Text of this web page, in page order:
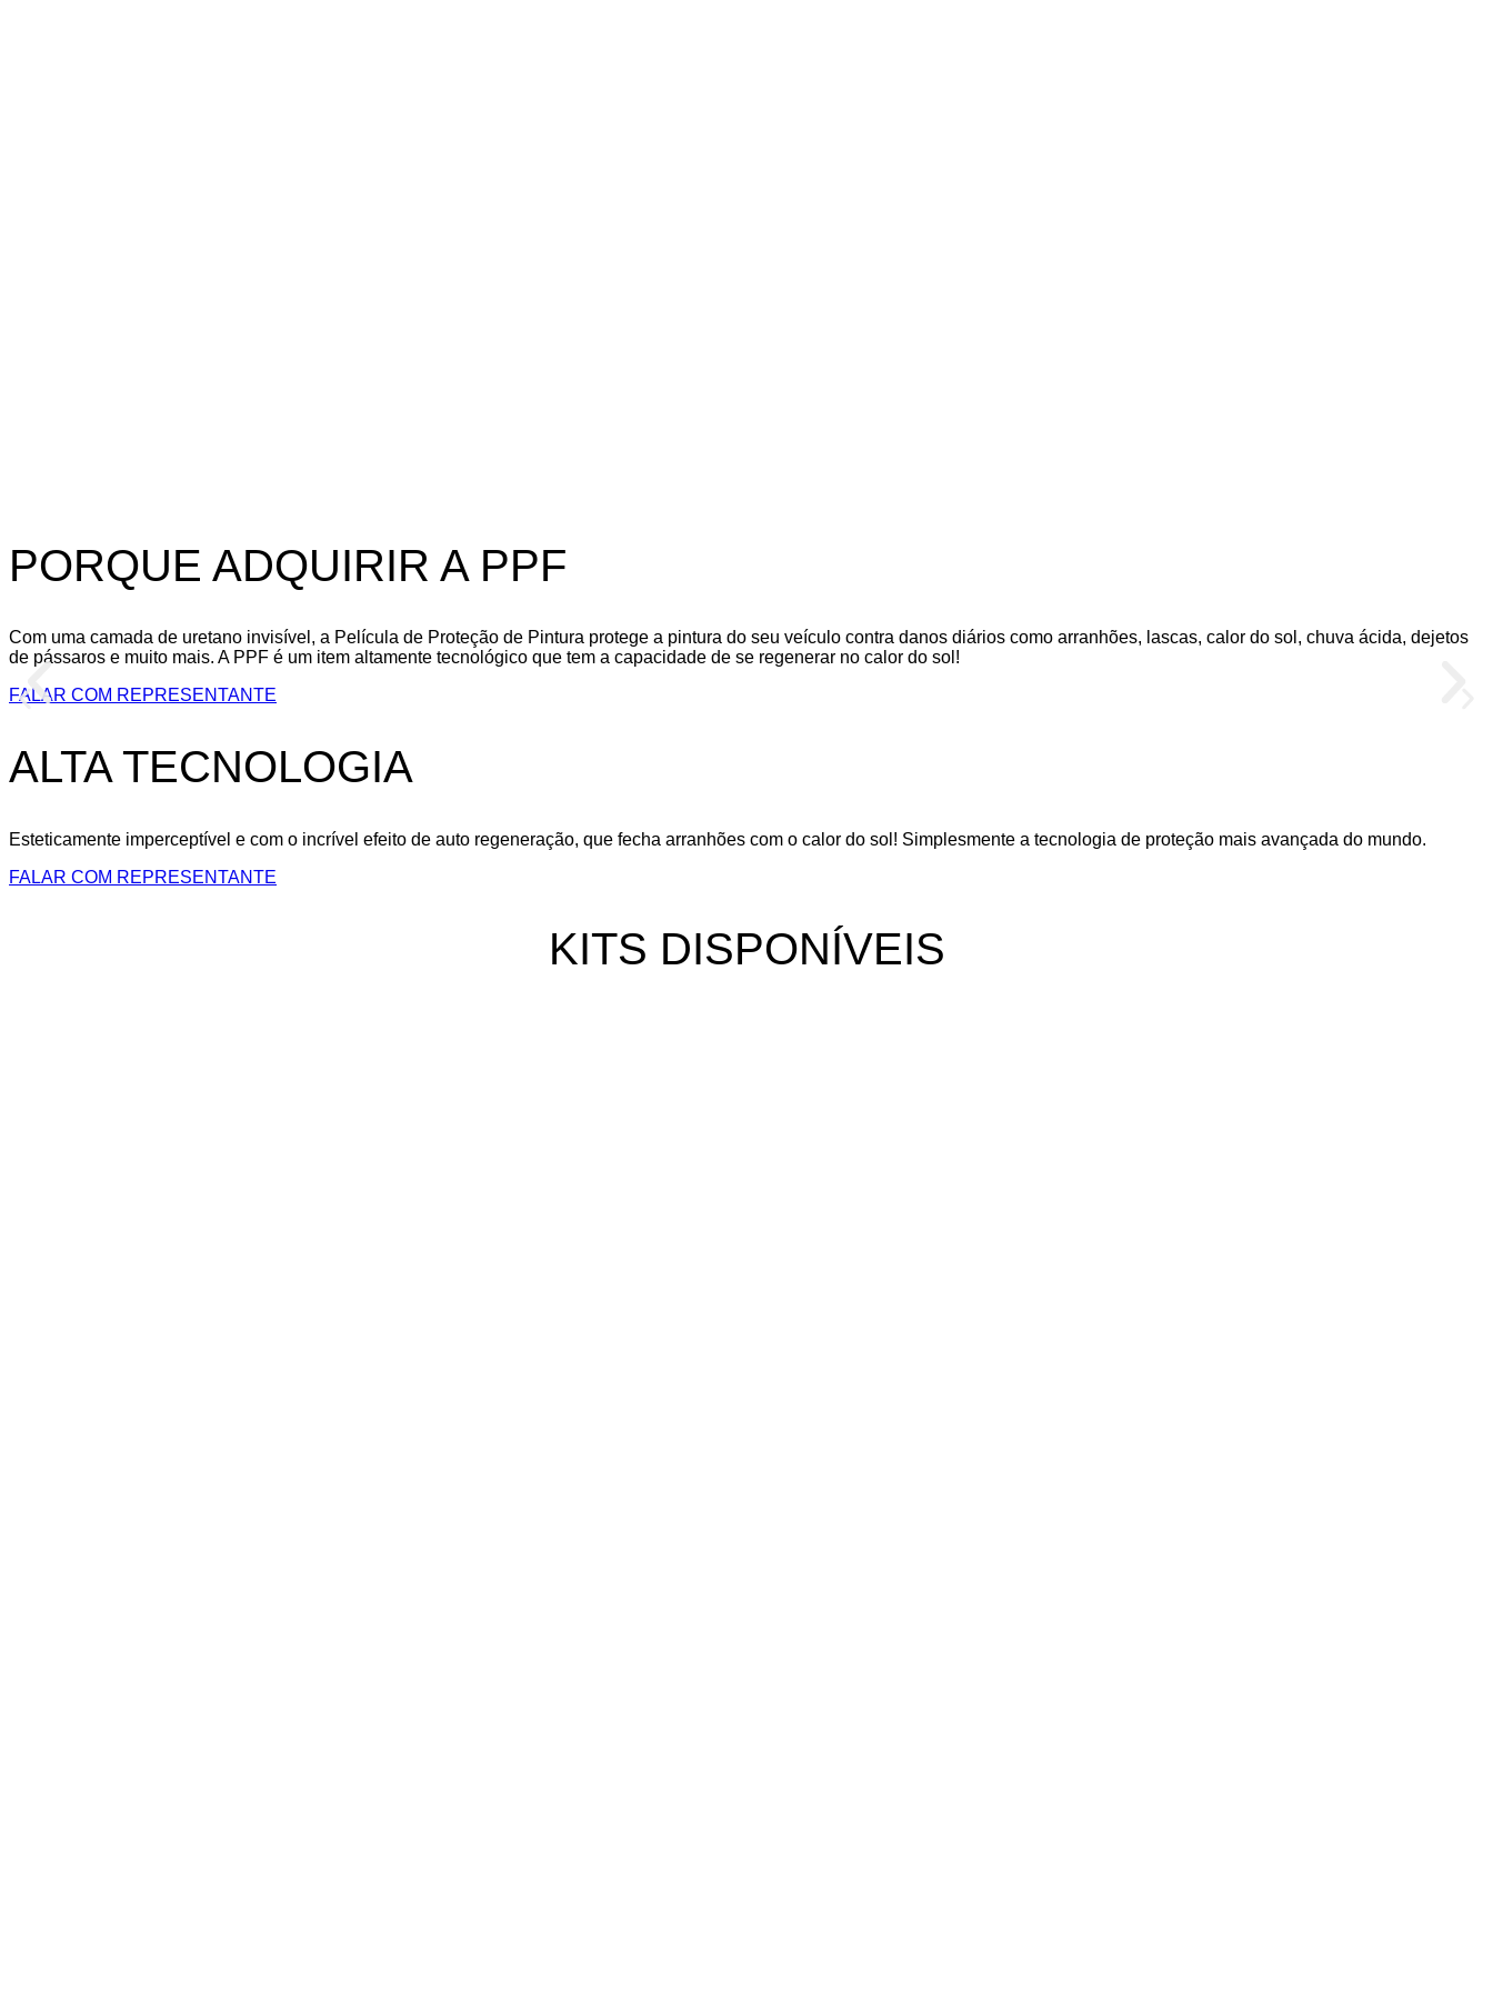
PORQUE ADQUIRIR A PPF
Com uma camada de uretano invisível, a Película de Proteção de Pintura protege a pintura do seu veículo contra danos diários como arranhões, lascas, calor do sol, chuva ácida, dejetos
de pássaros e muito mais. A PPF é um item altamente tecnológico que tem a capacidade de se regenerar no calor do sol!
FALAR COM REPRESENTANTE
ALTA TECNOLOGIA
Esteticamente imperceptível e com o incrível efeito de auto regeneração, que fecha arranhões com o calor do sol! Simplesmente a tecnologia de proteção mais avançada do mundo.
FALAR COM REPRESENTANTE
KITS DISPONÍVEIS